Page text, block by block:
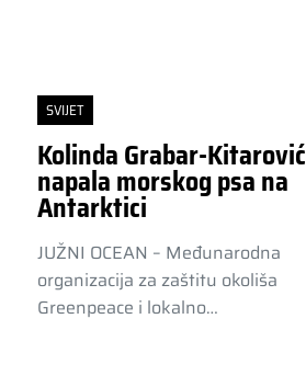
SVIJET
Kolinda Grabar-Kitarović
napala morskog psa na
Antarktici
JUŽNI OCEAN – Međunarodna
organizacija za zaštitu okoliša
Greenpeace i lokalno…